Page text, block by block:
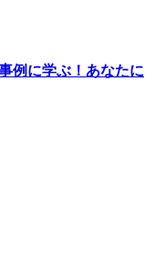
例に学ぶ！あなたに